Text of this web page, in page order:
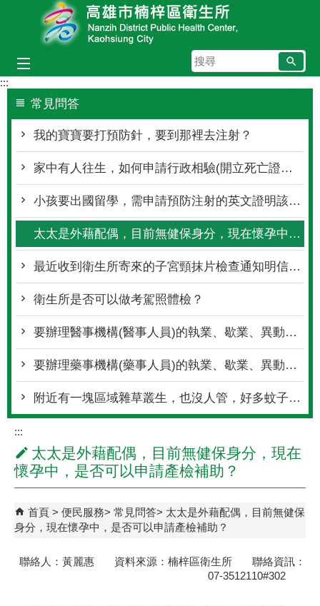
跳到主要內容區塊
搜
尋
:::
常見問答
我的寶寶要打預防針，要到那裡去注射？
家中有人往生，如何申請行政相驗(開立死亡證明書)？
小孩要出國留學，需申請預防注射的英文證明該帶如何辦理？
太太是外藉配偶，目前無健保身分，現在懷孕中，是否可以申請產檢補助？
最近收到衛生所寄來的子宮頸抹片檢查通知明信片，但是我這星期要外出不能去，請問你們之後還有辦理嗎？
衛生所是否可以做考駕照體檢？
要辦理醫事機構(醫事人員)的執業、歇業、異動或歇業，需要帶什麼文件?
要辦理藥事機構(藥事人員)的執業、歇業、異動或歇業，需要帶什麼文件?
附近有一塊區域雜草叢生，也沒人管，好多蚊子該怎麼辦？
:::
太太是外藉配偶，目前無健保身分，現在
懷孕中，是否可以申請產檢補助？
首頁 便民服務 常見問答
太太是外藉配偶，目前無健保
身分，現在懷孕中，是否可以申請產檢補助？
聯絡人：黃麗惠 資料來源：楠梓區衛生所 聯絡資訊：
07-3512110#302